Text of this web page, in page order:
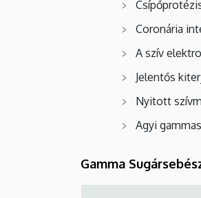
Coronária
A szív
Jelentős
Nyitott
Agyi
Gamma